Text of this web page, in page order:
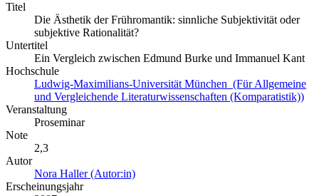
Titel
Die Ästhetik der Frühromantik: sinnliche Subjektivität oder
subjektive Rationalität?
Untertitel
Ein Vergleich zwischen Edmund Burke und Immanuel Kant
Hochschule
Ludwig-Maximilians-Universität München (Für Allgemeine
und Vergleichende Literaturwissenschaften (Komparatistik))
Veranstaltung
Proseminar
Note
2,3
Autor
Nora Haller (Autor:in)
Erscheinungsjahr